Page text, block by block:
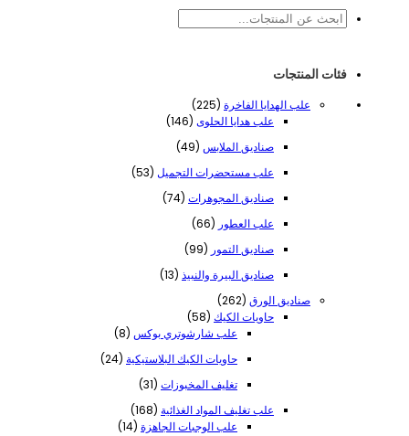
بحث
فئات المنتجات
علب الهدايا الفاخرة 225
225
منتج علب هدايا الحلوى 146
146
منتج
صناديق الملابس 49
49
علب مستحضرات التجميل 53
53
منتج
صناديق المجوهرات 74
74
منتج
علب العطور 66
66
صناديق التمور 99
99
صناديق البيرة والنبيذ 13
13
صناديق الورق 262
262
منتجحاويات الكيك 58
58
منتجًا
علب شارشوتري بوكس 8
8
منتجات
حاويات الكيك البلاستيكية 24
24
تغليف المخبوزات 31
31
علب تغليف المواد الغذائية 168
168
منتج علب الوجبات الجاهزة 14
14